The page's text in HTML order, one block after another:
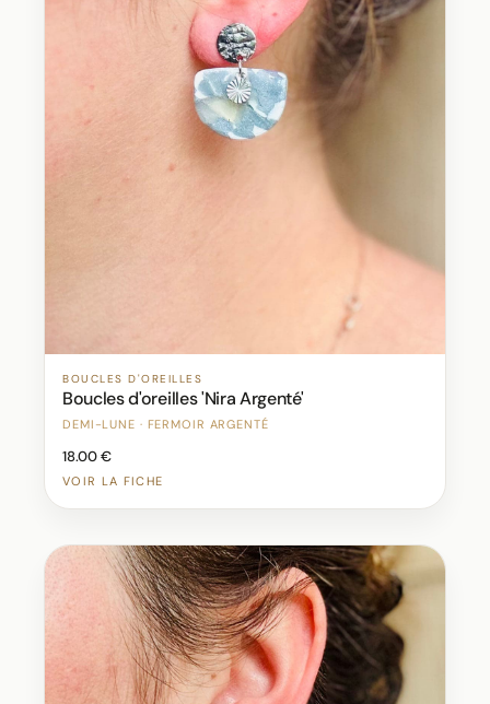
BOUCLES D'OREILLES
Boucles d'oreilles 'Nira Argenté'
DEMI-LUNE · FERMOIR ARGENTÉ
18.00 €
VOIR LA FICHE